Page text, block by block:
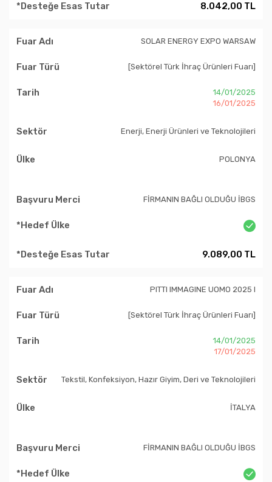
8.042,00 TL
SOLAR ENERGY EXPO WARSAW
[Sektörel Türk İhraç Ürünleri Fuarı]
14/01/2025
16/01/2025
Enerji, Enerji Ürünleri ve Teknolojileri
POLONYA
FİRMANIN BAĞLI OLDUĞU İBGS
9.089,00 TL
PITTI IMMAGINE UOMO 2025 I
[Sektörel Türk İhraç Ürünleri Fuarı]
14/01/2025
17/01/2025
Tekstil, Konfeksiyon, Hazır Giyim, Deri ve Teknolojileri
İTALYA
FİRMANIN BAĞLI OLDUĞU İBGS